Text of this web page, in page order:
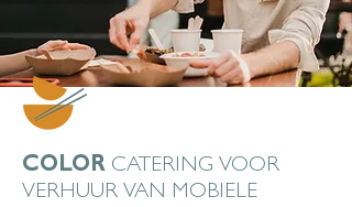
COLOR CATERING VOOR
VERHUUR VAN MOBIELE